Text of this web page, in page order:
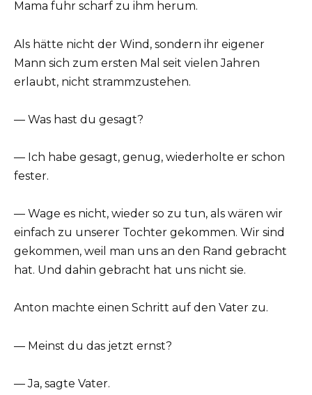
Mama fuhr scharf zu ihm herum.
Als hätte nicht der Wind, sondern ihr eigener
Mann sich zum ersten Mal seit vielen Jahren
erlaubt, nicht strammzustehen.
— Was hast du gesagt?
— Ich habe gesagt, genug, wiederholte er schon
fester.
— Wage es nicht, wieder so zu tun, als wären wir
einfach zu unserer Tochter gekommen. Wir sind
gekommen, weil man uns an den Rand gebracht
hat. Und dahin gebracht hat uns nicht sie.
Anton machte einen Schritt auf den Vater zu.
— Meinst du das jetzt ernst?
— Ja, sagte Vater.